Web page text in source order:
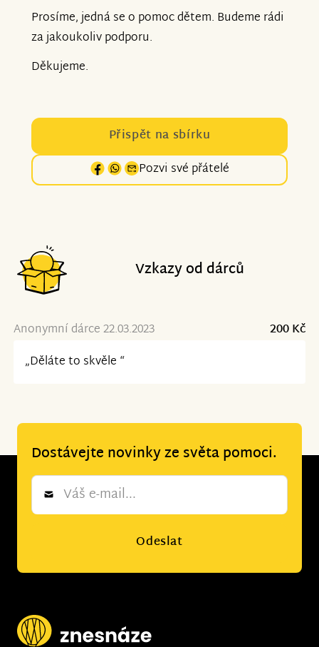
Prosíme, jedná se o pomoc dětem. Budeme rádi
za jakoukoliv podporu.
Děkujeme.
Přispět na sbírku
Pozvi své přátelé
Vzkazy od dárců
Anonymní dárce 22.03.2023
200 Kč
„Děláte to skvěle “
Dostávejte novinky ze světa pomoci.
Newsletter
Odeslat